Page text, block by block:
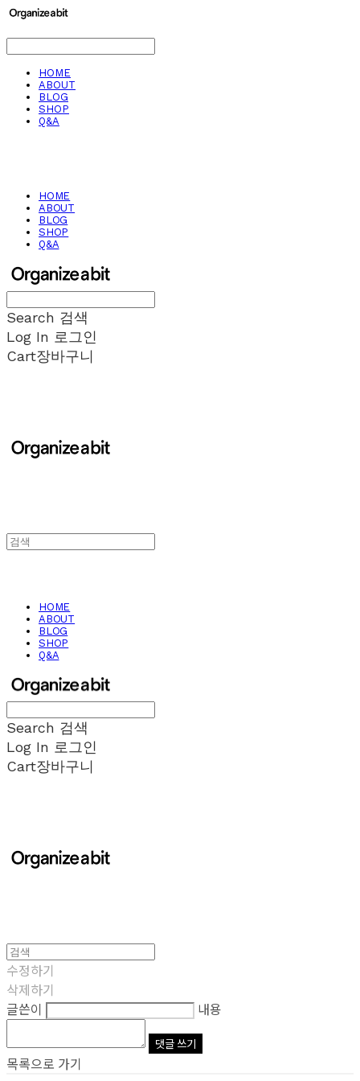
HOME
ABOUT
BLOG
SHOP
Q&A
HOME
ABOUT
BLOG
SHOP
Q&A
Search 검색
Log In 로그인
Cart장바구니
HOME
ABOUT
BLOG
SHOP
Q&A
Search 검색
Log In 로그인
Cart장바구니
수정하기
삭제하기
글쓴이
내용
댓글 쓰기
목록으로 가기